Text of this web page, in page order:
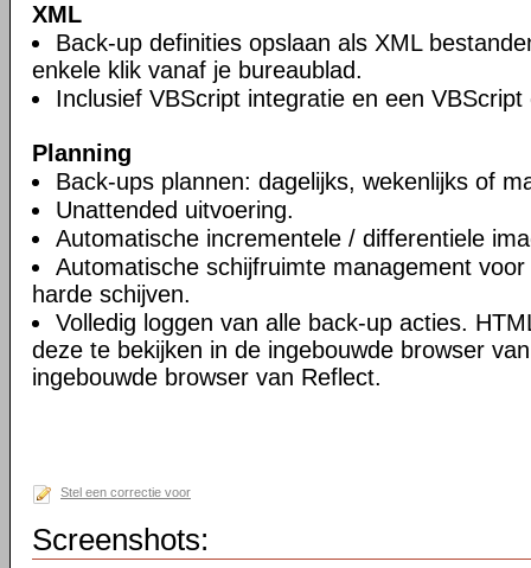
XML
Back-up definities opslaan als XML
enkele klik vanaf je bureaublad.
Inclusief VBScript integratie en een VBScript
Planning
Back-ups plannen: dagelijks, wekenlijks of
Unattended uitvoering.
Automatische incrementele / differentiele
Automatische schijfruimte management
harde schijven.
Volledig loggen van alle back-up acties.
deze te bekijken in de ingebouwde browser
ingebouwde browser van Reflect.
Stel een correctie voor
Screenshots: